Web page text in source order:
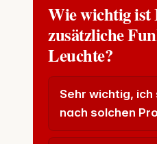
Wie wichtig ist
zusätzliche
Leuchte?
Sehr wichtig,
nach solchen